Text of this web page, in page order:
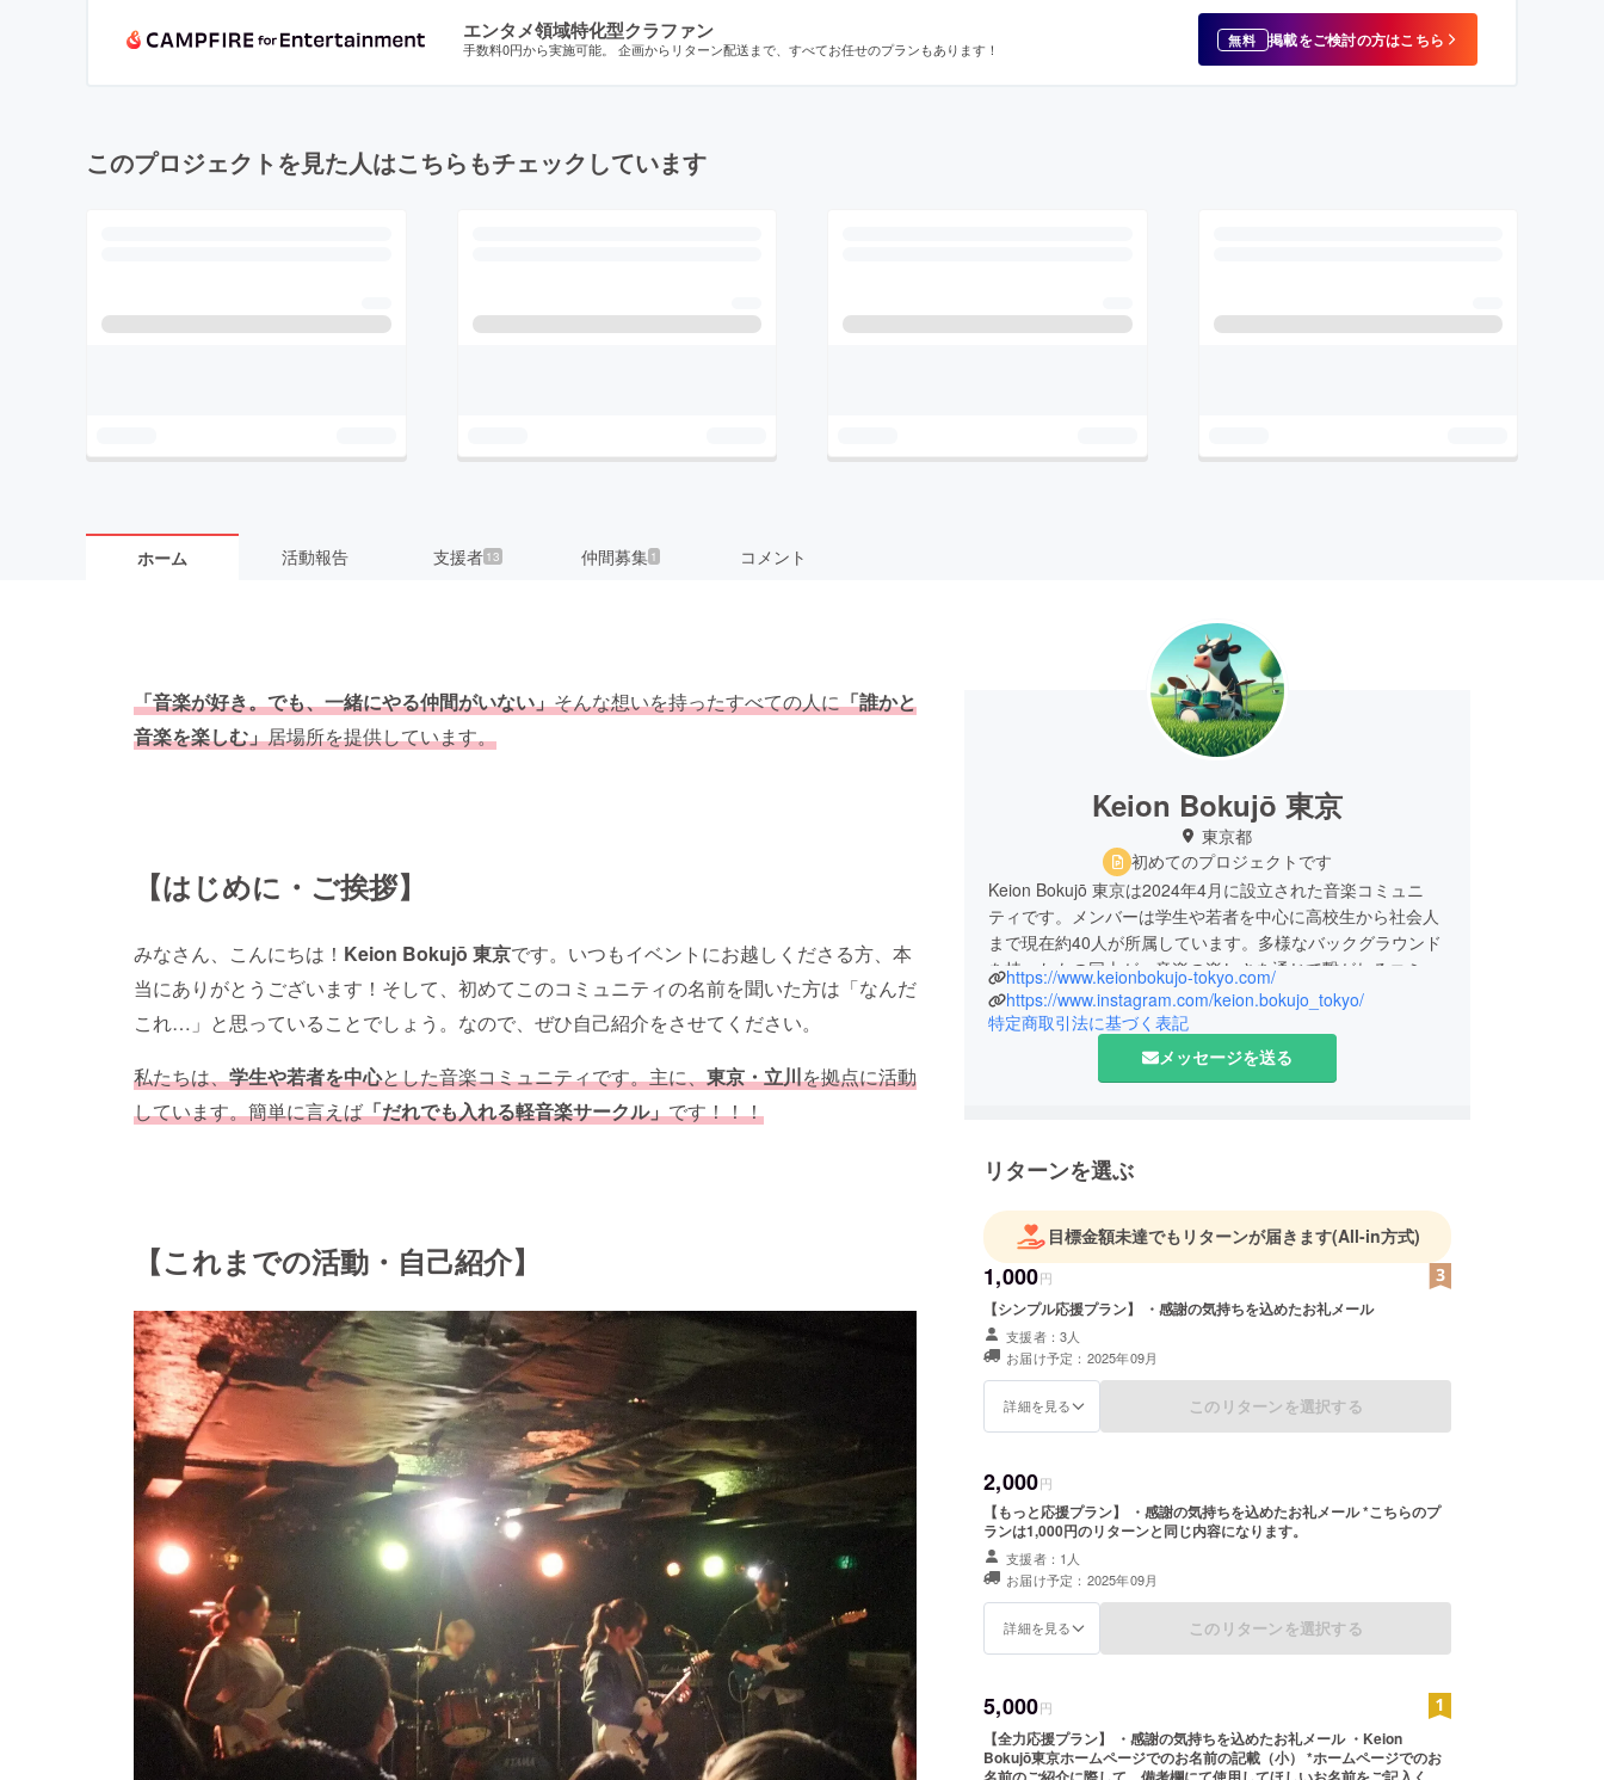
エンタメ領域特化型クラファン
手数料0円から実施可能。 企画からリターン配送まで、すべてお任せのプランもあります！ 無料 掲載をご検討の方はこちら
このプロジェクトを見た人はこちらもチェックしています
ホーム 活動報告 支援者 13 仲間募集 1 コメント
「音楽が好き。でも、一緒にやる仲間がいない」そんな想いを持ったすべての人に「誰かと
音楽を楽しむ」居場所を提供しています。
【はじめに・ご挨拶】
みなさん、こんにちは！ Keion Bokujō 東京です。いつもイベントにお越しくださる方、本
当にありがとうございます！そして、初めてこのコミュニティの名前を聞いた方は「なんだ
これ…」と思っていることでしょう。なので、ぜひ自己紹介をさせてください。
私たちは、学生や若者を中心とした音楽コミュニティです。主に、東京・立川を拠点に活動
しています。簡単に言えば「だれでも入れる軽音楽サークル」です！！！
【これまでの活動・自己紹介】
Keion Bokujō 東京
東京都
初めてのプロジェクトです
Keion Bokujō 東京は2024年4月に設立された音楽コミュニ
ティです。メンバーは学生や若者を中心に高校生から社会人
まで現在約40人が所属しています。多様なバックグラウンド
を持ったもの同士が、音楽の楽しさを通じて繋がれるコミュ
ニティを目指しています。
音楽を楽しみたい学生や若者にとって、
「共通の趣味を持つ友達と出会う」
「いろいろな音楽に触れる」
といったことは、意外とハードルが高いものです。Keion
Bokujō 東京は、そうした壁を取りのぞき、学生や若者が自分
らしく音楽に熱中できる場所として、設立されました。
や訪問レッスンなどです。昨年度は8月、12月、3月にライブ
イベントを開催し、最大で100名以上のお客さまにご来場い
ただきました。
https://www.keionbokujo-tokyo.com/
https://www.instagram.com/keion.bokujo_tokyo/
特定商取引法に基づく表記
メッセージを送る
リターンを選ぶ
目標金額未達でもリターンが届きます(All-in方式)
1,000円
【シンプル応援プラン】 ・感謝の気持ちを込めたお礼メール
支援者：3人
お届け予定：2025年09月
詳細を見る このリターンを選択する
2,000円
【もっと応援プラン】 ・感謝の気持ちを込めたお礼メール *こちらのプ
ランは1,000円のリターンと同じ内容になります。
支援者：1人
お届け予定：2025年09月
詳細を見る このリターンを選択する
5,000円
【全力応援プラン】 ・感謝の気持ちを込めたお礼メール ・Keion
Bokujō東京ホームページでのお名前の記載（小） *ホームページでのお